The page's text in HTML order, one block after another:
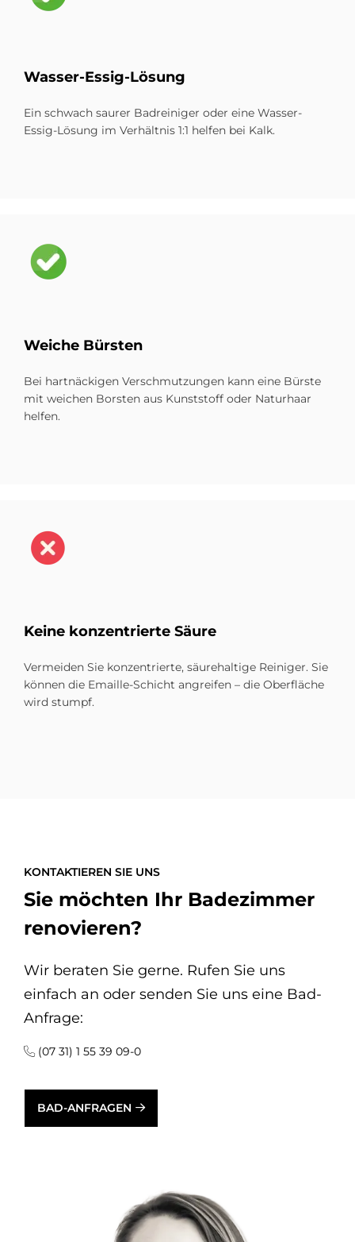
Was­ser-Es­sig-Lö­sung
Ein schwach saurer Badreiniger oder eine Wasser-
Essig-Lösung im Verhältnis 1:1 helfen bei Kalk.
Bild
Weiche Bür­sten
Bei hartnäckigen Verschmutzungen kann eine Bürste
mit weichen Borsten aus Kunststoff oder Naturhaar
helfen.
Bild
Kei­ne kon­zen­trier­te Säu­re
Vermeiden Sie konzentrierte, säurehaltige Reiniger. Sie
können die Emaille-Schicht angreifen – die Oberfläche
wird stumpf.
KONTAKTIEREN SIE UNS
Sie möchten Ihr Badezimmer
renovieren?
Wir beraten Sie gerne. Rufen Sie uns
einfach an oder senden Sie uns eine Bad-
Anfrage:
(07 31) 1 55 39 09-0
BAD-ANFRAGEN